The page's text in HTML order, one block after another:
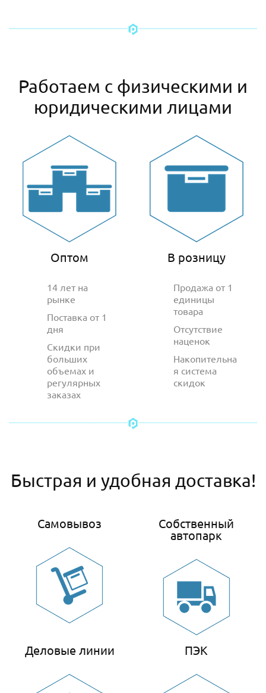
Работаем с физическими и
юридическими лицами
Оптом
14 лет на
рынке
Поставка от 1
дня
Скидки при
больших
объемах и
регулярных
заказах
В розницу
Продажа от 1
единицы
товара
Отсутствие
наценок
Накопительна
я система
скидок
Быстрая и удобная доставка!
Самовывоз
Собственный
автопарк
Деловые линии ПЭК